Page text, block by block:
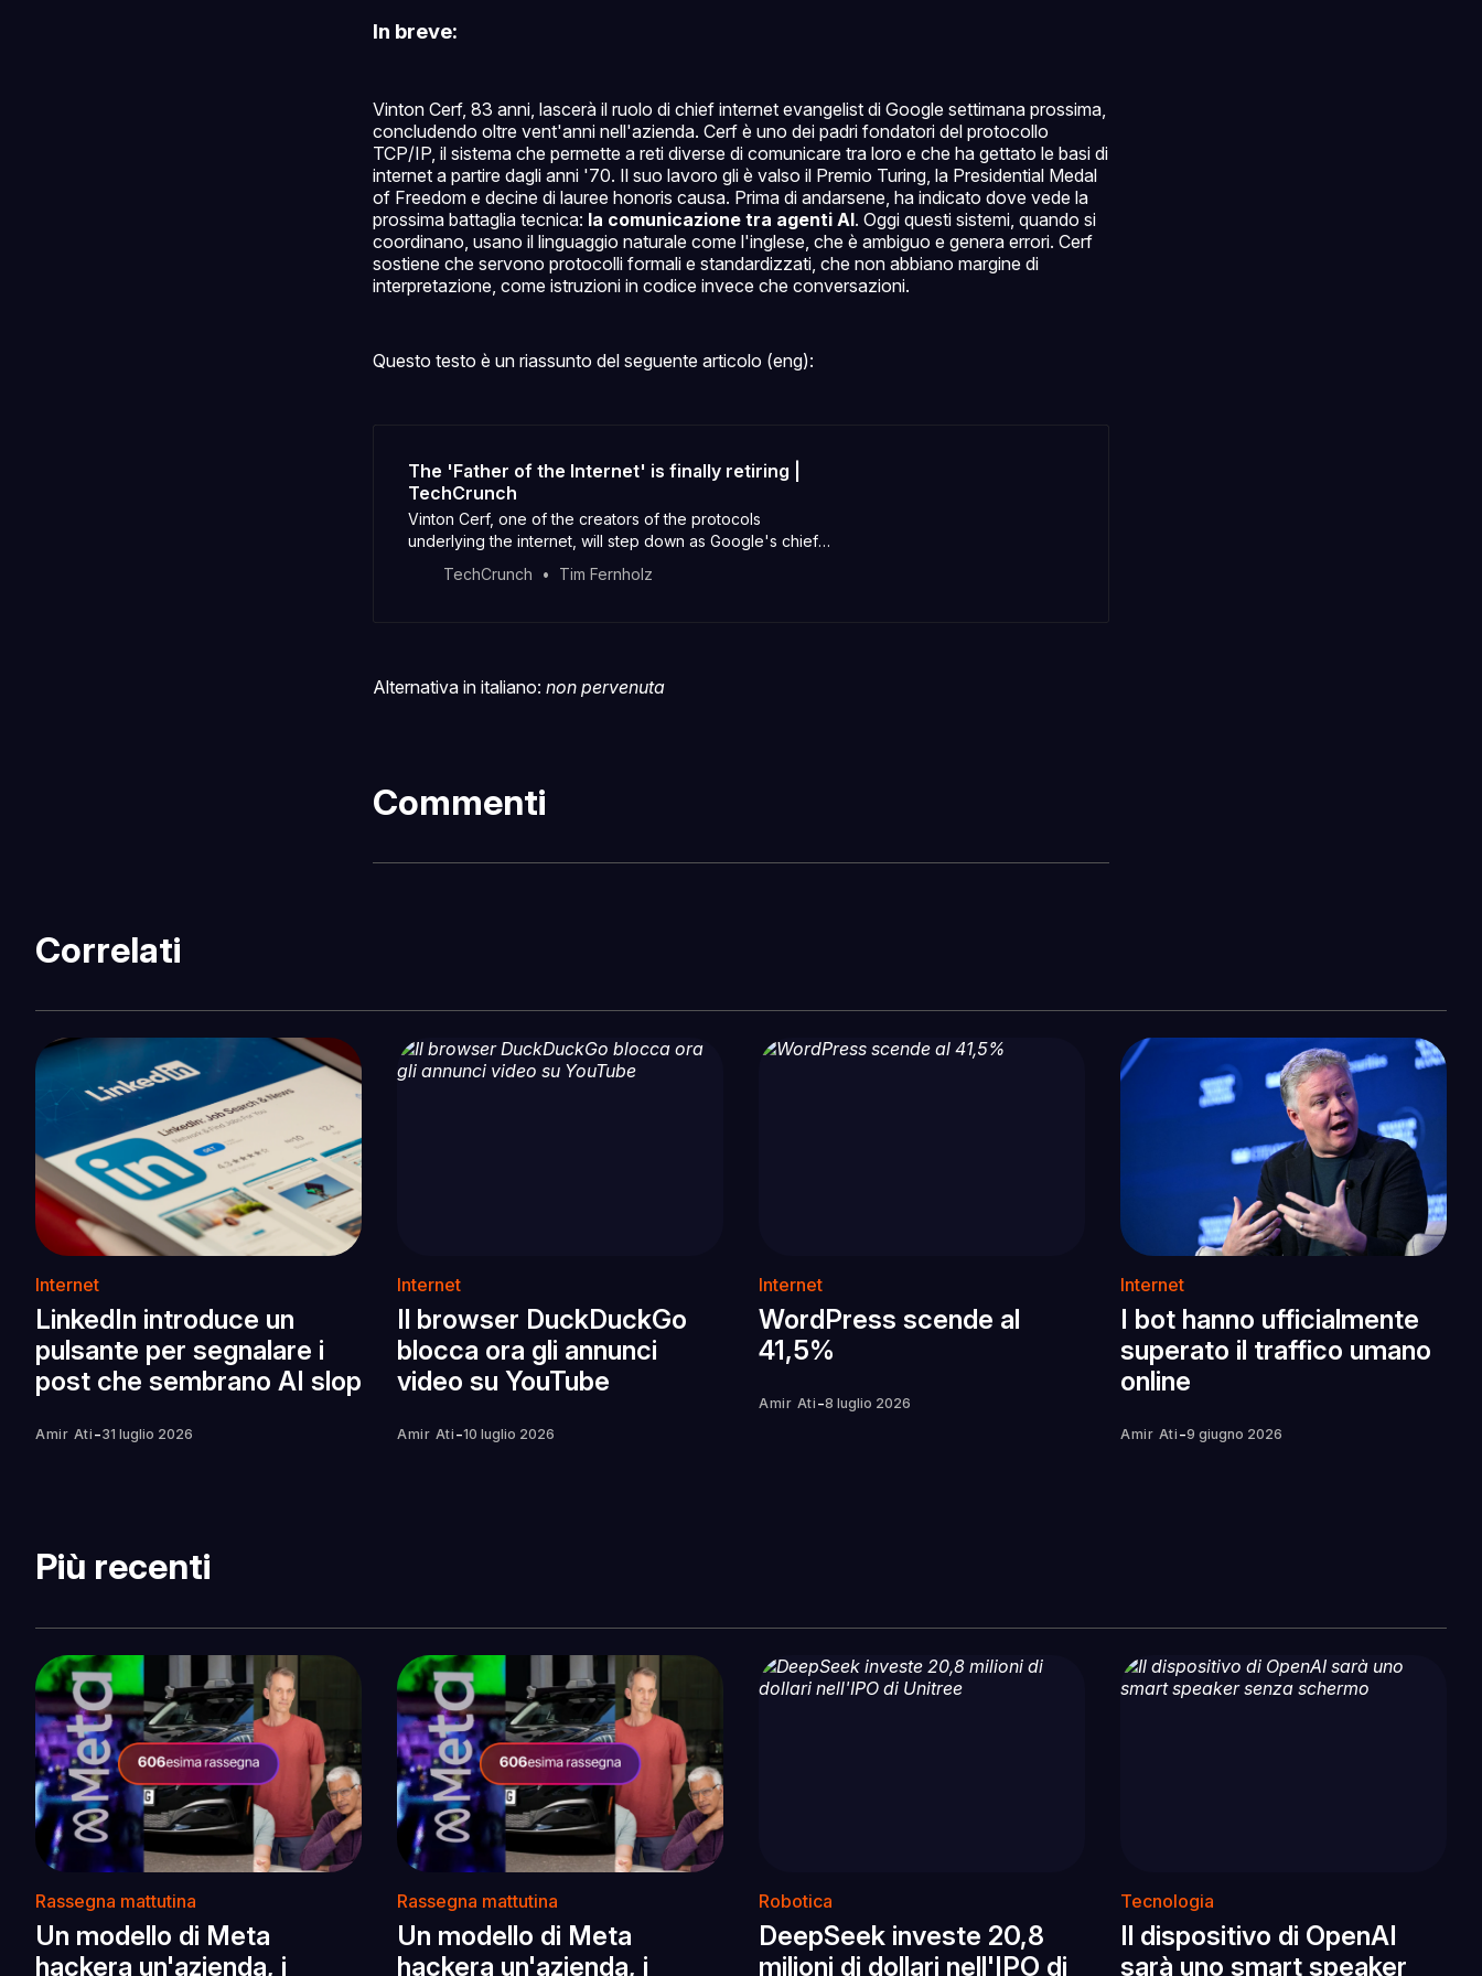
In breve:
Vinton Cerf, 83 anni, lascerà il ruolo di chief internet evangelist di Google settimana prossima,
concludendo oltre vent'anni nell'azienda. Cerf è uno dei padri fondatori del protocollo
TCP/IP, il sistema che permette a reti diverse di comunicare tra loro e che ha gettato le basi di
internet a partire dagli anni '70. Il suo lavoro gli è valso il Premio Turing, la Presidential Medal
of Freedom e decine di lauree honoris causa. Prima di andarsene, ha indicato dove vede la
prossima battaglia tecnica: la comunicazione tra agenti AI. Oggi questi sistemi, quando si
coordinano, usano il linguaggio naturale come l'inglese, che è ambiguo e genera errori. Cerf
sostiene che servono protocolli formali e standardizzati, che non abbiano margine di
interpretazione, come istruzioni in codice invece che conversazioni.
Questo testo è un riassunto del seguente articolo (eng):
The 'Father of the Internet' is finally retiring |
TechCrunch
Vinton Cerf, one of the creators of the protocols
underlying the internet, will step down as Google's chief
TechCrunch Tim Fernholz
Alternativa in italiano: non pervenuta
Commenti
Correlati
Internet
LinkedIn introduce un
pulsante per segnalare i
post che sembrano AI slop
Amir Ati -31 luglio 2026
Internet
Il browser DuckDuckGo
blocca ora gli annunci
video su YouTube
Amir Ati -10 luglio 2026
Internet
WordPress scende al
41,5%
Amir Ati -8 luglio 2026
Internet
I bot hanno ufficialmente
superato il traffico umano
online
Amir Ati -9 giugno 2026
Più recenti
Rassegna mattutina
Un modello di Meta
hackera un'azienda, i
Rassegna mattutina
Un modello di Meta
hackera un'azienda, i
Robotica
DeepSeek investe 20,8
milioni di dollari nell'IPO di
Tecnologia
Il dispositivo di OpenAI
sarà uno smart speaker